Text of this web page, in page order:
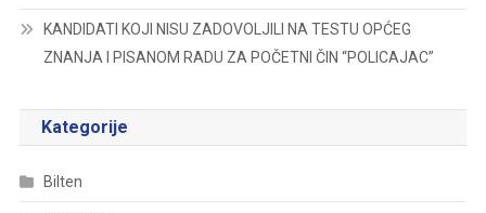
KANDIDATI KOJI NISU ZADOVOLJILI NA TESTU OPĆEG
ZNANJA I PISANOM RADU ZA POČETNI ČIN “POLICAJAC”
Kategorije
Bilten